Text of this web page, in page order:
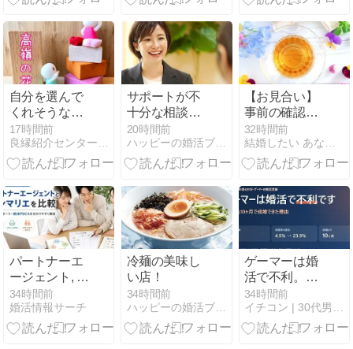
自分を選んで
くれそうな相
手をターゲッ
トにする戦略
17時間前
サポートが不
十分な相談
所！
20時間前
【お見合い】
事前の確認・
よくある質
問・大切な心
構えについて
32時間前
パートナーエ
ージェント, サ
ンマリエの比
較・選び方と
婚活PDCAを
34時間前
婚活情報サーチ
冷麺の美味し
い店！
34時間前
ゲーマーは婚
活で不利。そ
れでも10ヶ月
で成婚できた
理由
34時間前